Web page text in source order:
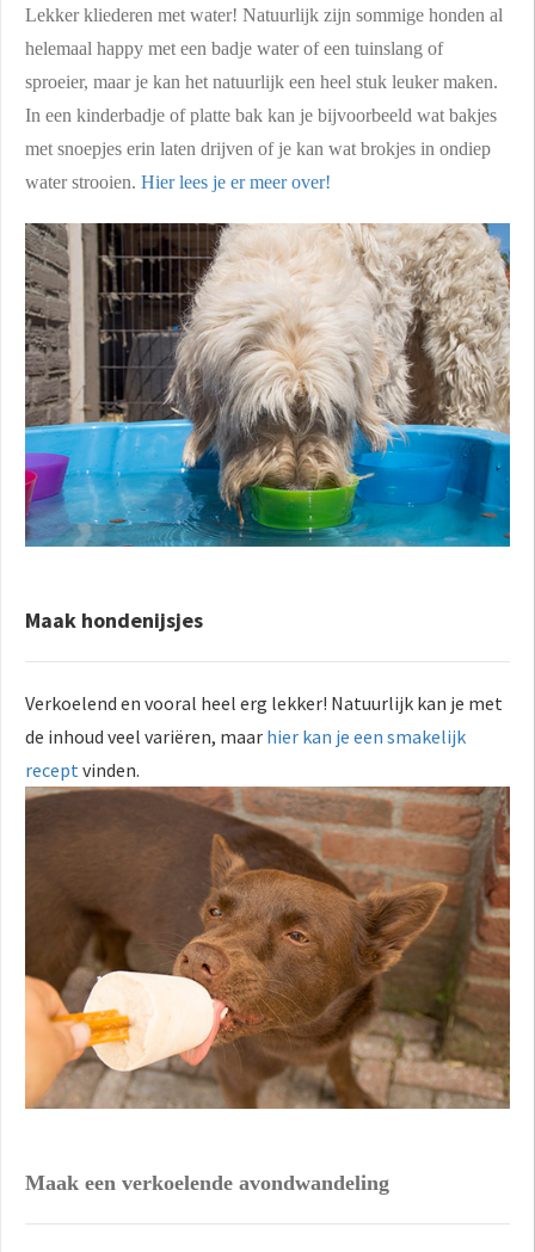
Lekker kliederen met water! Natuurlijk zijn sommige honden al
helemaal happy met een badje water of een tuinslang of
sproeier, maar je kan het natuurlijk een heel stuk leuker maken.
In een kinderbadje of platte bak kan je bijvoorbeeld wat bakjes
met snoepjes erin laten drijven of je kan wat brokjes in ondiep
water strooien. Hier lees je er meer over!
Maak hondenijsjes
Verkoelend en vooral heel erg lekker! Natuurlijk kan je met
de inhoud veel variëren, maar hier kan je een smakelijk
recept vinden.
Maak een verkoelende avondwandeling